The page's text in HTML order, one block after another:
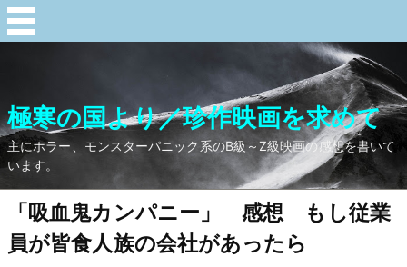
極寒の国より／珍作映画を求めて
主にホラー、モンスターパニック系のB級～Z級映画の感想を書いて
います。
「吸血鬼カンパニー」 感想 もし従業
員が皆食人族の会社があったら